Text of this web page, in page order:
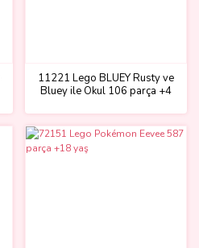
11221 Lego BLUEY Rusty ve
Bluey ile Okul 106 parça +4